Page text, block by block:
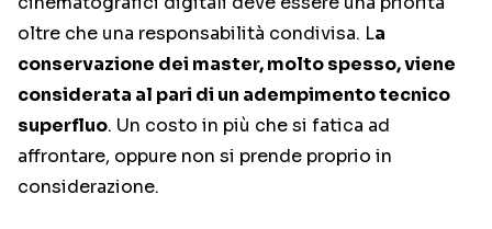
oltre che una responsabilità condivisa. La
conservazione dei master, molto spesso, viene
considerata al pari di un adempimento tecnico
superfluo. Un costo in più che si fatica ad
affrontare, oppure non si prende proprio in
considerazione.